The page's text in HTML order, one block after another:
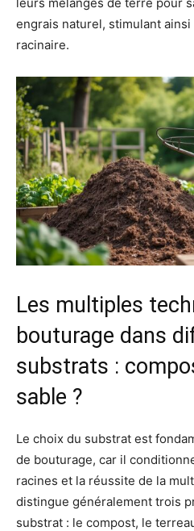
engrais naturel, stimulant
racinaire.
Les multiples
bouturage dans
substrats :
sable ?
Le choix du substrat est
de bouturage, car il
racines et la réussite de la
distingue généralement trois
substrat : le compost, le